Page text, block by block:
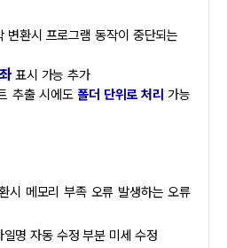
변환시 프로그램 동작이 중단되는
표시 가능 추가
추출 시에도폴더 단위로 처리 가능
시 메모리 부족 오류 발생하는 오류
일명 자동 수정 부분 미세 수정